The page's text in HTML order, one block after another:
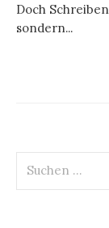
Doch
sondern...
nach: